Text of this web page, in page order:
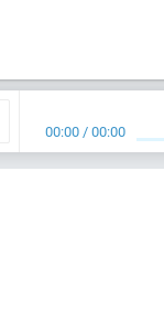
00:00 /00:00